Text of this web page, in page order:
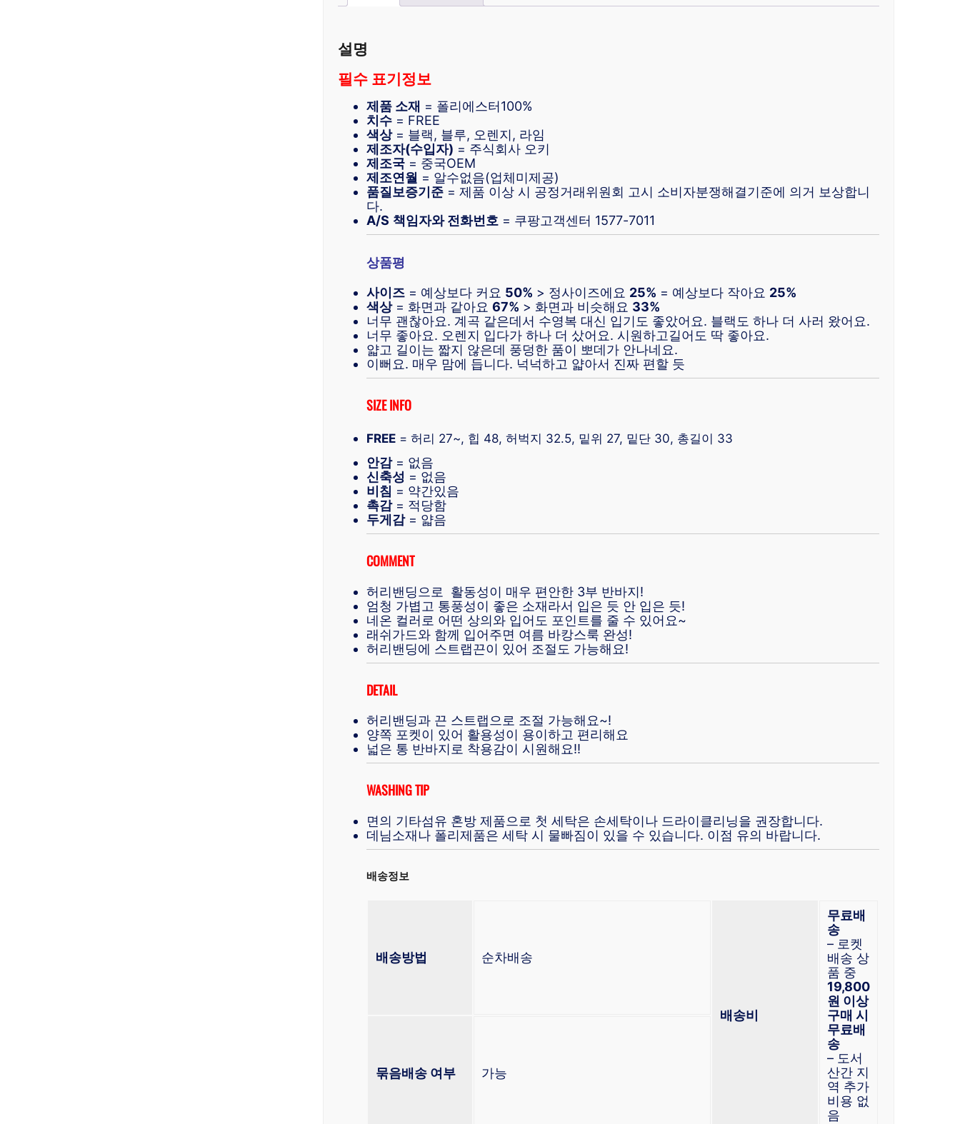
설명
필수 표기정보
제품 소재 = 폴리에스터100%
치수 = FREE
색상= 블랙, 블루, 오렌지, 라임
제조자(수입자) = 주식회사 오키
제조국 = 중국OEM
제조연월 = 알수없음(업체미제공)
품질보증기준 = 제품 이상 시 공정거래위원회 고시 소비자분쟁해결기준에 의거 보상합니
다.
A/S 책임자와 전화번호 = 쿠팡고객센터 1577-7011
상품평
사이즈 = 예상보다 커요 50% > 정사이즈에요 25% = 예상보다 작아요 25%
색상= 화면과 같아요 67% > 화면과 비슷해요 33%
너무 괜찮아요. 계곡 같은데서 수영복 대신 입기도 좋았어요. 블랙도 하나 더 사러 왔어요.
너무 좋아요. 오렌지 입다가 하나 더 샀어요. 시원하고길어도 딱 좋아요.
얇고 길이는 짧지 않은데 풍덩한 품이 뽀데가 안나네요.
이뻐요. 매우 맘에 듭니다. 넉넉하고 얇아서 진짜 편할 듯
SIZE INFO
FREE = 허리 27~, 힙 48, 허벅지 32.5, 밑위 27, 밑단 30, 총길이 33
안감= 없음
신축성 = 없음
비침 = 약간있음
촉감= 적당함
두게감= 얇음
COMMENT
허리밴딩으로 활동성이 매우 편안한 3부 반바지!
엄청 가볍고 통풍성이 좋은 소재라서 입은 듯 안 입은 듯!
네온 컬러로 어떤 상의와 입어도 포인트를 줄 수 있어요~
래쉬가드와 함께 입어주면 여름 바캉스룩 완성!
허리밴딩에 스트랩끈이 있어 조절도 가능해요!
DETAIL
허리밴딩과 끈 스트랩으로 조절 가능해요~!
양쪽 포켓이 있어 활용성이 용이하고 편리해요
넓은 통 반바지로 착용감이 시원해요!!
WASHING TIP
면의 기타섬유 혼방 제품으로 첫 세탁은 손세탁이나 드라이클리닝을 권장합니다.
데님소재나 폴리제품은 세탁 시 물빠짐이 있을 수 있습니다. 이점 유의 바랍니다.
배송정보
배송방법 순차배송
배송비
무료배
송
– 로켓
배송 상
품 중
19,800
원 이상
구매 시
무료배
송
– 도서
산간 지
역 추가
비용 없
음
묶음배송 여부 가능